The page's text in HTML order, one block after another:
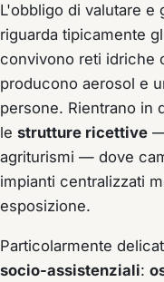
L'obbligo di valutare e
riguarda tipicamente
convivono reti idriche
producono aerosol e
persone. Rientrano in
le strutture ricettive
agriturismi — dove
impianti centralizzati
esposizione.
Particolarmente
socio-assistenziali: